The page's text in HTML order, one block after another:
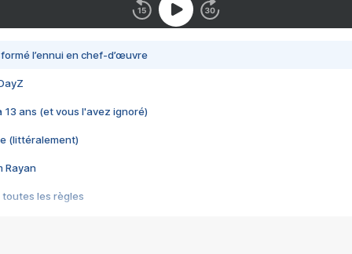
l’ennui en chef-d’œuvre
13 ans (et vous l'avez ignoré)
(littéralement)
Rayan
toutes les règles